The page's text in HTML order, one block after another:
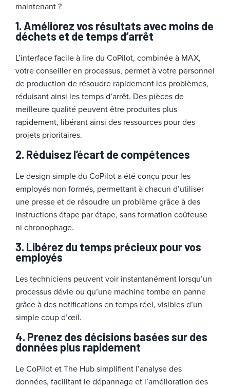
maintenant ?
1. Améliorez vos résultats avec moins de
déchets et de temps d’arrêt
L’interface facile à lire du CoPilot, combinée à MAX,
votre conseiller en processus, permet à votre personnel
de production de résoudre rapidement les problèmes,
réduisant ainsi les temps d’arrêt. Des pièces de
meilleure qualité peuvent être produites plus
rapidement, libérant ainsi des ressources pour des
projets prioritaires.
2. Réduisez l’écart de compétences
Le design simple du CoPilot a été conçu pour les
employés non formés, permettant à chacun d’utiliser
une presse et de résoudre un problème grâce à des
instructions étape par étape, sans formation coûteuse
ni chronophage.
3. Libérez du temps précieux pour vos
employés
Les techniciens peuvent voir instantanément lorsqu’un
processus dévie ou qu’une machine tombe en panne
grâce à des notifications en temps réel, visibles d’un
simple coup d’œil.
4. Prenez des décisions basées sur des
données plus rapidement
Le CoPilot et The Hub simplifient l’analyse des
données, facilitant le dépannage et l’amélioration des